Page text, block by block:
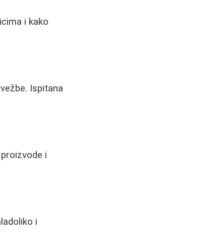
i kako
Ispitana
i
i